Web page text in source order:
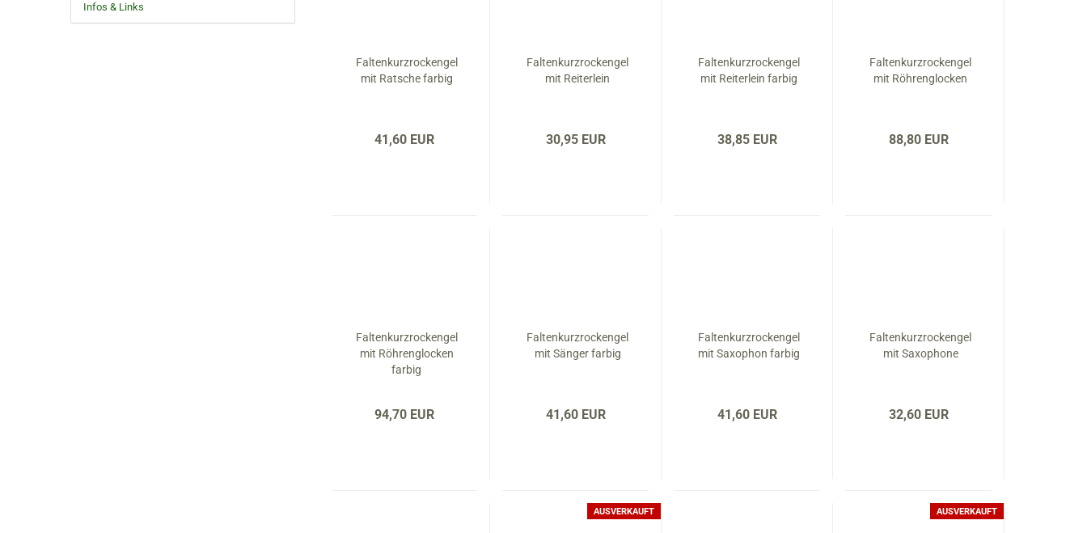
Faltenkurzrockengel
mit Ratsche farbig
41,60 EUR
Faltenkurzrockengel
mit Reiterlein
30,95 EUR
Faltenkurzrockengel
mit Reiterlein farbig
38,85 EUR
Faltenkurzrockengel
mit Röhrenglocken
88,80 EUR
Faltenkurzrockengel
mit Röhrenglocken
farbig
94,70 EUR
Faltenkurzrockengel
mit Sänger farbig
41,60 EUR
Faltenkurzrockengel
mit Saxophon farbig
41,60 EUR
Faltenkurzrockengel
mit Saxophone
32,60 EUR
AUSVERKAUFT AUSVERKAUFT
Infos & Links